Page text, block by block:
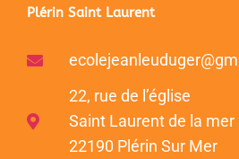
Plérin Saint Laurent
22, rue de l’église
Saint Laurent de la mer
22190 Plérin Sur Mer